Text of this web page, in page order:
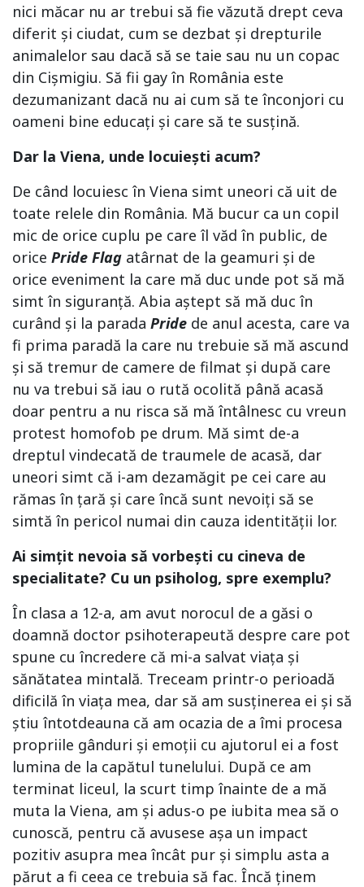
nici măcar nu ar trebui să fie văzută drept ceva
diferit și ciudat, cum se dezbat și drepturile
animalelor sau dacă să se taie sau nu un copac
din Cișmigiu. Să fii gay în România este
dezumanizant dacă nu ai cum să te înconjori cu
oameni bine educați și care să te susțină.
Dar la Viena, unde locuiești acum?
De când locuiesc în Viena simt uneori că uit de
toate relele din România. Mă bucur ca un copil
mic de orice cuplu pe care îl văd în public, de
orice Pride Flag atârnat de la geamuri și de
orice eveniment la care mă duc unde pot să mă
simt în siguranță. Abia aștept să mă duc în
curând și la parada Pride de anul acesta, care va
fi prima paradă la care nu trebuie să mă ascund
și să tremur de camere de filmat și după care
nu va trebui să iau o rută ocolită până acasă
doar pentru a nu risca să mă întâlnesc cu vreun
protest homofob pe drum. Mă simt de-a
dreptul vindecată de traumele de acasă, dar
uneori simt că i-am dezamăgit pe cei care au
rămas în țară și care încă sunt nevoiți să se
simtă în pericol numai din cauza identității lor.
Ai simțit nevoia să vorbești cu cineva de
specialitate? Cu un psiholog, spre exemplu?
În clasa a 12-a, am avut norocul de a găsi o
doamnă doctor psihoterapeută despre care pot
spune cu încredere că mi-a salvat viața și
sănătatea mintală. Treceam printr-o perioadă
dificilă în viața mea, dar să am susținerea ei și să
știu întotdeauna că am ocazia de a îmi procesa
propriile gânduri și emoții cu ajutorul ei a fost
lumina de la capătul tunelului. După ce am
terminat liceul, la scurt timp înainte de a mă
muta la Viena, am și adus-o pe iubita mea să o
cunoscă, pentru că avusese așa un impact
pozitiv asupra mea încât pur și simplu asta a
părut a fi ceea ce trebuia să fac. Încă ținem